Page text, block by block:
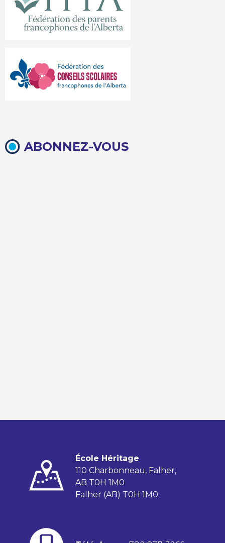
ABONNEZ-VOUS
École Héritage
110 Charbonneau, Falher,
AB T0H 1M0
Falher (AB) T0H 1M0